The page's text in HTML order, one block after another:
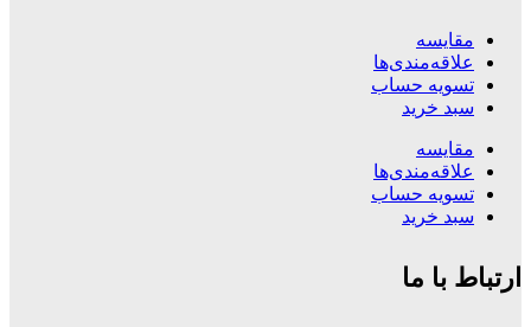
مقایسه
علاقه‌مندی‌ها
تسویه حساب
سبد خرید
مقایسه
علاقه‌مندی‌ها
تسویه حساب
سبد خرید
ارتباط با ما